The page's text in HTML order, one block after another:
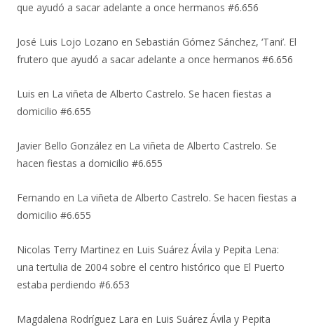
que ayudó a sacar adelante a once hermanos #6.656
José Luis Lojo Lozano en Sebastián Gómez Sánchez, ‘Tani’. El
frutero que ayudó a sacar adelante a once hermanos #6.656
Luis en La viñeta de Alberto Castrelo. Se hacen fiestas a
domicilio #6.655
Javier Bello González en La viñeta de Alberto Castrelo. Se
hacen fiestas a domicilio #6.655
Fernando en La viñeta de Alberto Castrelo. Se hacen fiestas a
domicilio #6.655
Nicolas Terry Martinez en Luis Suárez Ávila y Pepita Lena:
una tertulia de 2004 sobre el centro histórico que El Puerto
estaba perdiendo #6.653
Magdalena Rodríguez Lara en Luis Suárez Ávila y Pepita